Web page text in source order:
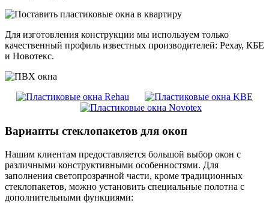
Для изготовления конструкции мы используем только
качественный профиль известных производителей: Рехау, КБЕ
и Новотекс.
Варианты стеклопакетов для окон
Нашим клиентам предоставляется большой выбор окон с
различными конструктивными особенностями. Для
заполнения светопрозрачной части, кроме традиционных
стеклопакетов, можно установить специальные полотна с
дополнительными функциями: